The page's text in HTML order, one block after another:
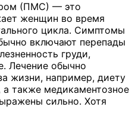
(ПМС) — это
женщин во время
цикла. Симптомы
включают перепады
груди,
Лечение обычно
жизни, например, диету
также медикаментозное
сильно. Хотя